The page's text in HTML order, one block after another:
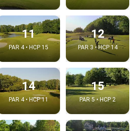
11
PAR 4 • HCP 15
12
PAR 3 • HCP 14
14
PAR 4 • HCP 11
15
PAR 5 • HCP 2